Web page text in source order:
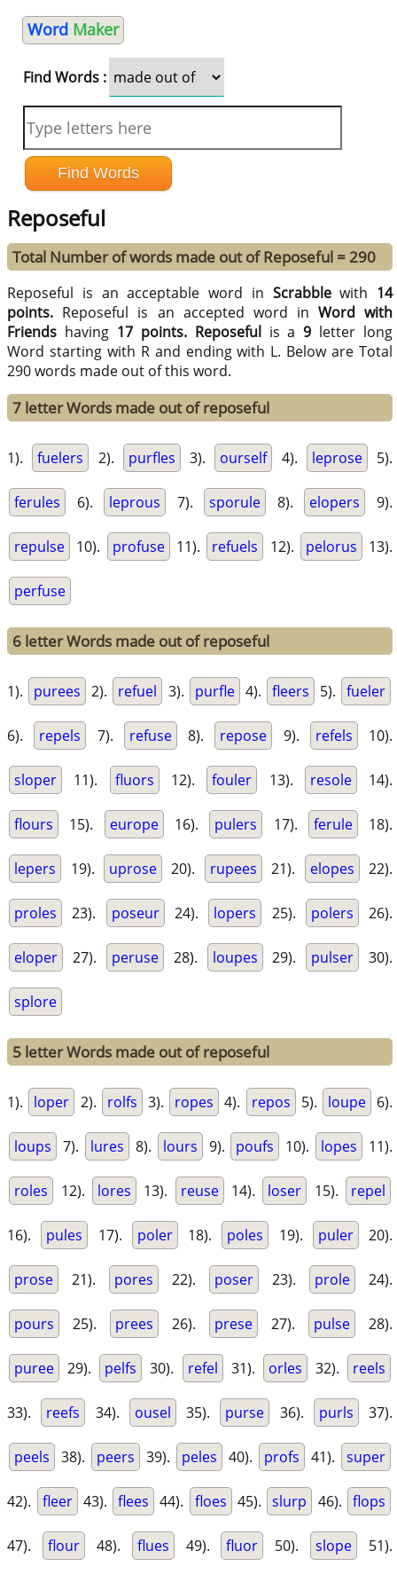
Word Maker
Find Words :
Reposeful
Total Number of words made out of Reposeful = 290
Reposeful is an acceptable word in Scrabblewith 14
points. Reposeful is an accepted word in Word with
Friends having 17 points. Reposefulis a9 letter long
Word starting with R and ending with L. Below are Total
290 words made out of this word.
7 letter Words made out of reposeful
1). fuelers 2). purfles 3). ourself 4). leprose 5).
ferules 6). leprous 7). sporule 8). elopers 9).
repulse 10). profuse 11). refuels 12). pelorus 13).
perfuse
6 letter Words made out of reposeful
1). purees 2). refuel 3). purfle 4). fleers 5). fueler
6). repels 7). refuse 8). repose 9). refels 10).
sloper 11). fluors 12). fouler 13). resole 14).
flours 15). europe 16). pulers 17). ferule 18).
lepers 19). uprose 20). rupees 21). elopes 22).
proles 23). poseur 24). lopers 25). polers 26).
eloper 27). peruse 28). loupes 29). pulser 30).
splore
5 letter Words made out of reposeful
1). loper 2). rolfs 3). ropes 4). repos 5). loupe 6).
loups 7). lures 8). lours 9). poufs 10). lopes 11).
roles 12). lores 13). reuse 14). loser 15). repel
16). pules 17). poler 18). poles 19). puler 20).
prose 21). pores 22). poser 23). prole 24).
pours 25). prees 26). prese 27). pulse 28).
puree 29). pelfs 30). refel 31). orles 32). reels
33). reefs 34). ousel 35). purse 36). purls 37).
peels 38). peers 39). peles 40). profs 41). super
42). fleer 43). flees 44). floes 45). slurp 46). flops
47). flour 48). flues 49). fluor 50). slope 51).